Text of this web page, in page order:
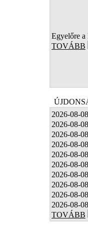
Egyelőre a
TOVÁBB
2026-08-
2026-08-
2026-08-
2026-08-
2026-08-
2026-08-
2026-08-
2026-08-
2026-08-
2026-08-
TOVÁBB